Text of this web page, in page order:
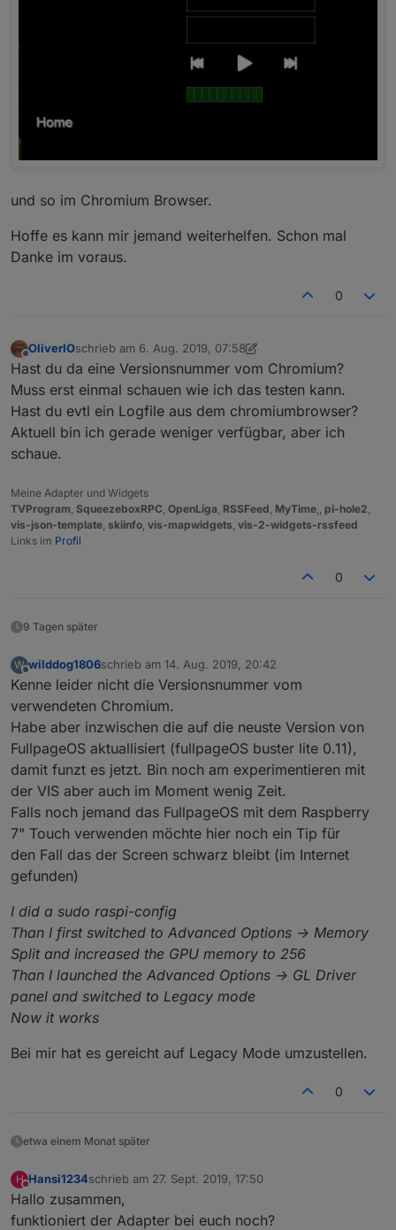
und so im Chromium Browser.
Hoffe es kann mir jemand weiterhelfen. Schon mal
Danke im voraus.
0
Offline
OliverIOschrieb am 6. Aug. 2019, 07:58
zuletzt editiert von OliverIO 8. Juni 2019, 10:29
Hast du da eine Versionsnummer vom Chromium?
Muss erst einmal schauen wie ich das testen kann.
Hast du evtl ein Logfile aus dem chromiumbrowser?
Aktuell bin ich gerade weniger verfügbar, aber ich
schaue.
Meine Adapter und Widgets
TVProgram SqueezeboxRPC OpenLiga RSSFeed MyTime pi-hole2
vis-json-template skiinfo vis-mapwidgets vis-2-widgets-rssfeed
Links im Profil
0
9 Tagen später
W
Offline
wilddog1806schrieb am 14. Aug. 2019, 20:42
zuletzt editiert von
Kenne leider nicht die Versionsnummer vom
verwendeten Chromium.
Habe aber inzwischen die auf die neuste Version von
FullpageOS aktuallisiert (fullpageOS buster lite 0.11),
damit funzt es jetzt. Bin noch am experimentieren mit
der VIS aber auch im Moment wenig Zeit.
Falls noch jemand das FullpageOS mit dem Raspberry
7" Touch verwenden möchte hier noch ein Tip für
den Fall das der Screen schwarz bleibt (im Internet
gefunden)
I did a sudo raspi-config
Than I first switched to Advanced Options -> Memory
Split and increased the GPU memory to 256
Than I launched the Advanced Options -> GL Driver
panel and switched to Legacy mode
Now it works
Bei mir hat es gereicht auf Legacy Mode umzustellen.
0
etwa einem Monat später
H
Nicht stören
Hansi1234schrieb am 27. Sept. 2019, 17:50
zuletzt editiert von
Hallo zusammen,
funktioniert der Adapter bei euch noch?